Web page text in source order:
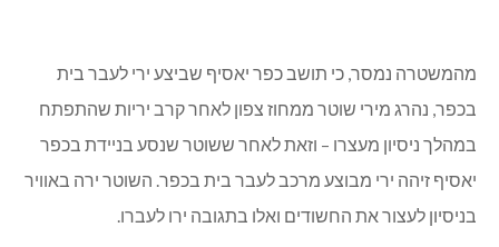
מהמשטרה נמסר, כי תושב כפר יאסיף שביצע ירי לעבר בית
בכפר, נהרג מירי שוטר ממחוז צפון לאחר קרב יריות שהתפתח
במהלך ניסיון מעצרו – וזאת לאחר ששוטר שנסע בניידת בכפר
יאסיף זיהה ירי מבוצע מרכב לעבר בית בכפר. השוטר ירה באוויר
בניסיון לעצור את החשודים ואלו בתגובה ירו לעברו.